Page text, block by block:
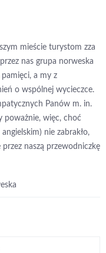
mieście turystom zza
nas grupa norweska
a my z
o wspólnej wycieczce.
Panów m. in.
poważnie, więc, choć
nie zabrakło,
naszą przewodniczkę